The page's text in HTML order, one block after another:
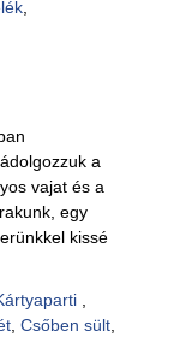
,
a
vajat és a
egy
kissé
, Csőben sült,